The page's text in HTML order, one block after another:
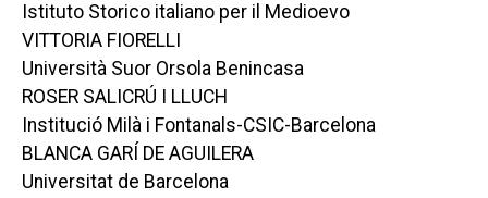
Istituto Storico italiano per il Medioevo
VITTORIA FIORELLI
Università Suor Orsola Benincasa
ROSER SALICRÚ I LLUCH
Institució Milà i Fontanals-CSIC-Barcelona
BLANCA GARÍ DE AGUILERA
Universitat de Barcelona